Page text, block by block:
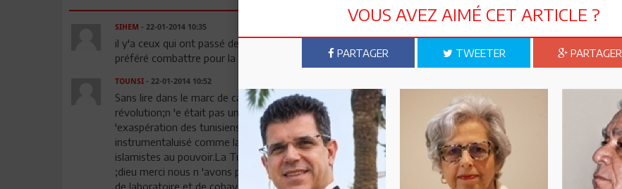
SIHEM - 22-01-2014 10:35
il y'a ceux qui ont passé des dizaines d'années en prison en ayant la possibilité de fuir le pays, mais ont
préféré combattre pour la liberté. malheureusement le combat de ce jeune homme n'est pas le notre.
TOUNSI- 22-01-2014 10:52
Sans lire dans le marc de café;il était évident des le depart que la révolte populaire affublée du titre de
révolution;n 'e était pas une et n 'aurait pas chassé Ben Ali que je ne regrette nullement,mais l
'exaspération des tunisiens contre contre le régime policier et prédateur de ce dernier a été
instrumentaluisé comme la mort de Bouaziz;pour un agendra dans les tiroirs afin de propulser les
islamistes au pouvoir.La Tunisie est un terrain d 'expérimentation de ce modele soft par rapport à l 'Irak
;dieu merci nous n 'avons pas de pétrole mais notre position géographique est stratégique;nous servons
de laboratoire et de cobayes à Mr feldman et ses commanditaires comme nous avons servi de cobayes
VOUS AVEZ AIMÉ CET ARTICLE ?
PARTAGER TWEETER PARTAGER